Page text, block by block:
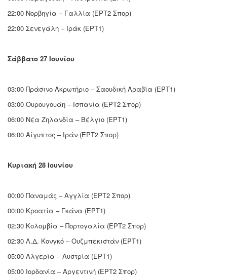
22:00 Νορβηγία – Γαλλία (ΕΡΤ2 Σπορ)
22:00 Σενεγάλη – Ιράκ (ΕΡΤ1)
Σάββατο 27 Ιουνίου
03:00 Πράσινο Ακρωτήριο – Σαουδική Αραβία (ΕΡΤ1)
03:00 Ουρουγουάη – Ισπανία (ΕΡΤ2 Σπορ)
06:00 Νέα Ζηλανδία – Βέλγιο (ΕΡΤ1)
06:00 Αίγυπτος – Ιράν (ΕΡΤ2 Σπορ)
Κυριακή 28 Ιουνίου
00:00 Παναμάς – Αγγλία (ΕΡΤ2 Σπορ)
00:00 Κροατία – Γκάνα (ΕΡΤ1)
02:30 Κολομβία – Πορτογαλία (ΕΡΤ2 Σπορ)
02:30 Λ.Δ. Κονγκό – Ουζμπεκιστάν (ΕΡΤ1)
05:00 Αλγερία – Αυστρία (ΕΡΤ1)
05:00 Ιορδανία – Αργεντινή (ΕΡΤ2 Σπορ)